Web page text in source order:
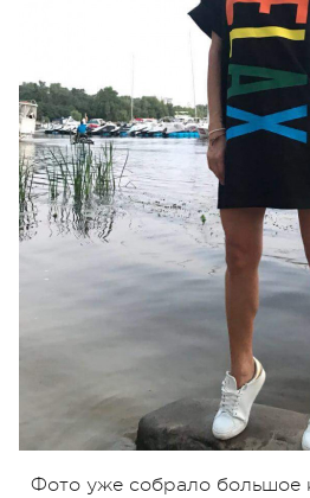
Фото уже собрало большое